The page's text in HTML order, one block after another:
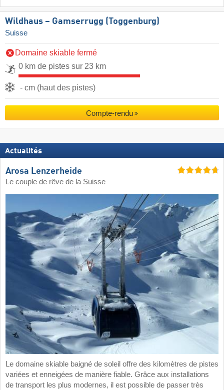
Wildhaus – Gamserrugg (Toggenburg)
Suisse
Domaine skiable fermé
0 km de pistes sur 23 km
- cm (haut des pistes)
Compte-rendu
Actualités
Arosa Lenzerheide
Le couple de rêve de la Suisse
Le domaine skiable baigné de soleil offre des kilomètres de pistes
variées et enneigées de manière fiable. Grâce aux installations
de transport les plus modernes, il est possible de passer très